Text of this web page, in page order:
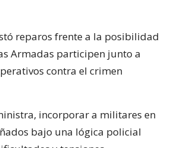
reparos frente a la posibilidad
Armadas participen junto a
contra el crimen
incorporar a militares en
bajo una lógica policial